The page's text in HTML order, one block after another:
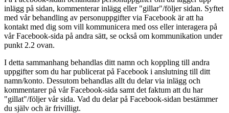
inlägg på sidan, kommenterar inlägg eller "gillar"/följer sidan. Syftet
med vår behandling av personuppgifter via Facebook är att ha
kontakt med dig som vill kommunicera med oss eller interagera på
vår Facebook-sida på andra sätt, se också om kommunikation under
punkt 2.2 ovan.
I detta sammanhang behandlas ditt namn och koppling till andra
uppgifter som du har publicerat på Facebook i anslutning till ditt
namn/konto. Dessutom behandlas allt du delar via inlägg och
kommentarer på vår Facebook-sida samt det faktum att du har
"gillat"/följer vår sida. Vad du delar på Facebook-sidan bestämmer
du själv och är frivilligt.